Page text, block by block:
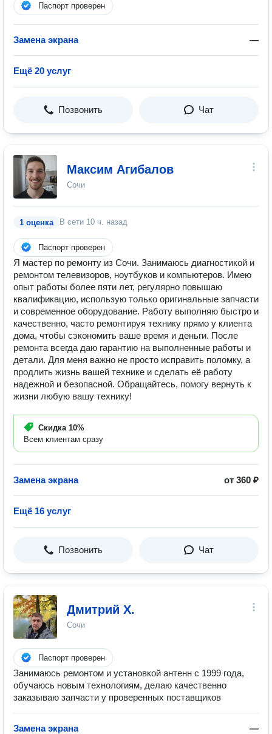
Паспорт проверен
Замена экрана —
Ещё 20 услуг
Позвонить Чат
Максим Агибалов
Сочи
1 оценка В сети 10 ч. назад
Паспорт проверен
Я мастер по ремонту из Сочи. Занимаюсь диагностикой и
ремонтом телевизоров, ноутбуков и компьютеров. Имею
опыт работы более пяти лет, регулярно повышаю
квалификацию, использую только оригинальные запчасти
и современное оборудование. Работу выполняю быстро и
качественно, часто ремонтируя технику прямо у клиента
дома, чтобы сэкономить ваше время и деньги. После
ремонта всегда даю гарантию на выполненные работы и
детали. Для меня важно не просто исправить поломку, а
продлить жизнь вашей технике и сделать её работу
надежной и безопасной. Обращайтесь, помогу вернуть к
жизни любую вашу технику!
Скидка 10%
Всем клиентам сразу
Замена экрана от 360 ₽
Ещё 16 услуг
Позвонить Чат
Дмитрий Х.
Сочи
Паспорт проверен
Занимаюсь ремонтом и установкой антенн с 1999 года,
обучаюсь новым технологиям, делаю качественно
заказываю запчасти у проверенных поставщиков
Замена экрана —